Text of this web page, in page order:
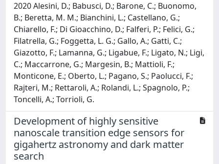
2020 Alesini, D.; Babusci, D.; Barone, C.; Buonomo,
B.; Beretta, M. M.; Bianchini, L.; Castellano, G.;
Chiarello, F.; Di Gioacchino, D.; Falferi, P.; Felici, G.;
Filatrella, G.; Foggetta, L. G.; Gallo, A.; Gatti, C.;
Giazotto, F.; Lamanna, G.; Ligabue, F.; Ligato, N.; Ligi,
C.; Maccarrone, G.; Margesin, B.; Mattioli, F.;
Monticone, E.; Oberto, L.; Pagano, S.; Paolucci, F.;
Rajteri, M.; Rettaroli, A.; Rolandi, L.; Spagnolo, P.;
Toncelli, A.; Torrioli, G.
Development of highly sensitive
nanoscale transition edge sensors for
gigahertz astronomy and dark matter
search